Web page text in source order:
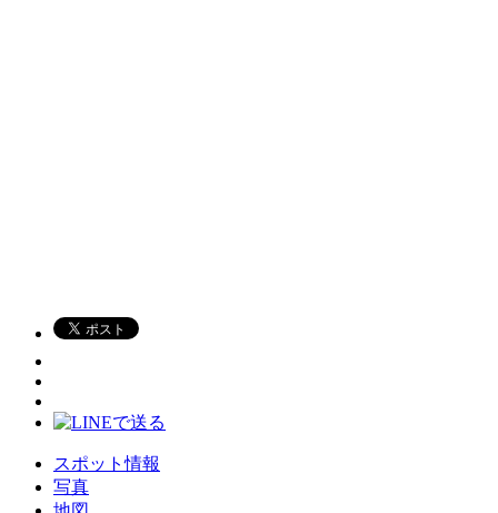
スポット情報
写真